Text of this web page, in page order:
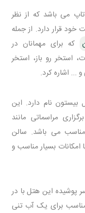
ستاره تاپ می باشد که از نظر
قرار دارد. از جمله
که برای مهمانان در
استخر رو باز، استخر
... اشاره کرد.
نام دارد. این
800 نفر برای برگزاری مراسماتی مانند
می باشد. سالن
بسیار مناسب و
پوشیده این هتل با در
برای یک آب تنی